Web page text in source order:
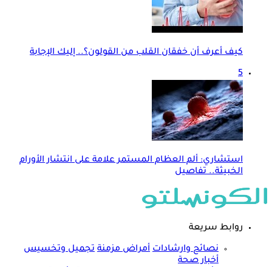
كيف أعرف أن خفقان القلب من القولون؟.. إليك الإجابة
5
استشاري: ألم العظام المستمر علامة على انتشار الأورام
الخبيثة.. تفاصيل
روابط سريعة
نصائح وارشادات أمراض مزمنة تجميل وتخسيس
أخبار صحة